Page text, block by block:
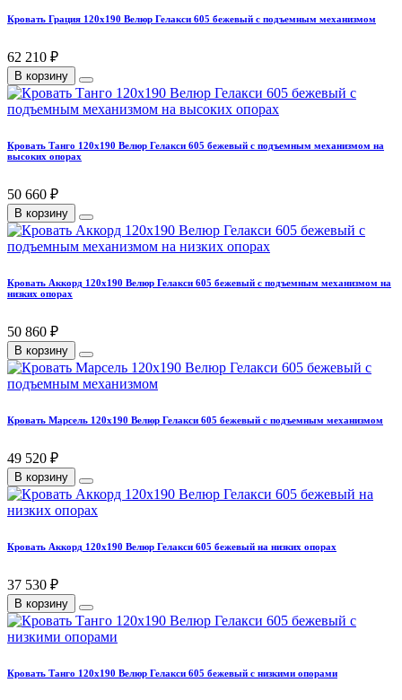
Кровать Грация 120х190 Велюр Гелакси 605 бежевый с подъемным механизмом
62 210 ₽
В корзину
Кровать Танго 120х190 Велюр Гелакси 605 бежевый с подъемным механизмом на
высоких опорах
50 660 ₽
В корзину
Кровать Аккорд 120х190 Велюр Гелакси 605 бежевый с подъемным механизмом на
низких опорах
50 860 ₽
В корзину
Кровать Марсель 120х190 Велюр Гелакси 605 бежевый с подъемным механизмом
49 520 ₽
В корзину
Кровать Аккорд 120х190 Велюр Гелакси 605 бежевый на низких опорах
37 530 ₽
В корзину
Кровать Танго 120х190 Велюр Гелакси 605 бежевый с низкими опорами